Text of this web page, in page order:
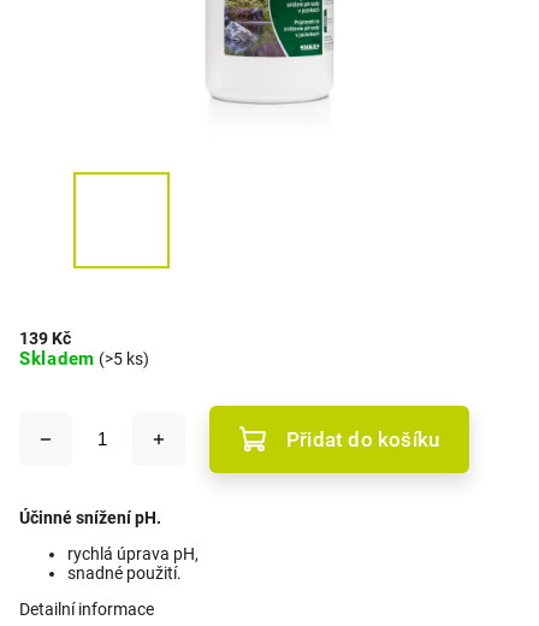
139 Kč
Skladem (>5 ks)
Přidat do košíku
Účinné snížení pH.
rychlá úprava pH,
snadné použití.
Detailní informace